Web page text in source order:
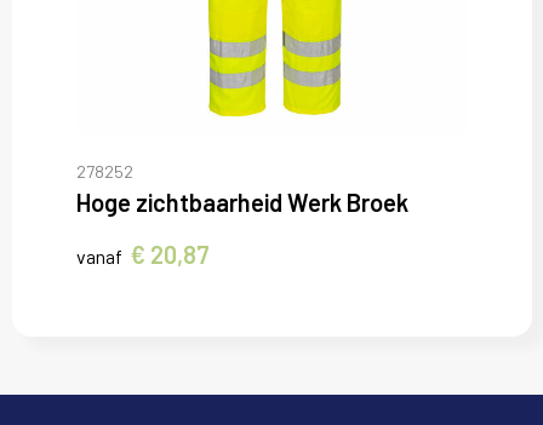
278252
Hoge zichtbaarheid Werk Broek
vanaf € 20,87